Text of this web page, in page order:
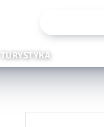
TURYSTYKA